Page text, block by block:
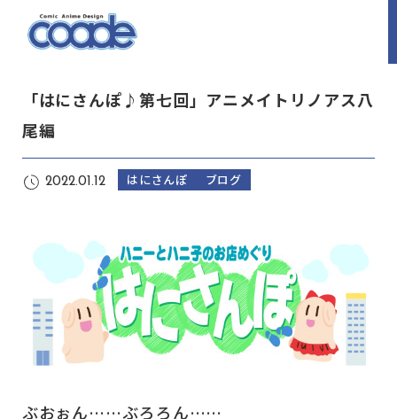
「はにさんぽ♪第七回」アニメイトリノアス八
尾編
2022.01.12 はにさんぽ ブログ
ぶおぉん……ぶろろん……